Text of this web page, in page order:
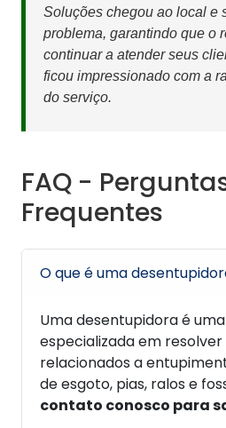
Soluções chegou ao local e
problema, garantindo que o
continuar a atender seus
ficou impressionado com a
do serviço.
FAQ -
Frequentes
O que é uma
Uma desentupidora é
especializada em
relacionados a
de esgoto, pias, ralos e
contato conosco para